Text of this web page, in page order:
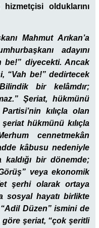
olduklarını
Mahmut Arıkan’a
adayını
be!” diyecekti. Ancak
“Vah be!” dedirtecek
bir kelâmdır;
Şeriat, hükmünü
kılıçla olan
hükmünü kılıçla
cennetmekân
kâbusu nedeniyle
bir dönemde;
veya ekonomik
şerhi olarak ortaya
sosyal hayatı birlikte
Düzen” ismini de
göre şeriat, “çok şeritli